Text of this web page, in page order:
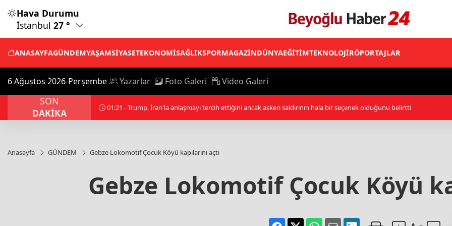
Hava Durumu
İstanbul 27 °
ANASAYFAGÜNDEMYAŞAMSİYASETEKONOMİSAĞLIKSPORMAGAZİNDÜNYAEĞİTİMTEKNOLOJİRÖPORTAJLAR
6 Ağustos 2026-Perşembe Yazarlar Foto Galeri Video Galeri
SON
DAKİKA
01:21 - Trump, İran'la anlaşmayı tercih ettiğini ancak askeri saldırının hala bir seçenek olduğunu belirtti
Anasayfa GÜNDEM Gebze Lokomotif Çocuk Köyü kapılarını açtı
Gebze Lokomotif Çocuk Köyü